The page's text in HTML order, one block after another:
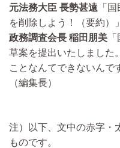
元法務大臣 長勢甚遠 「
を削除しよう！（要約）」
政務調査会長 稲田朋美
草案を提出いたしまし
ことなんてできないんで
（編集長）
注）以下、文中の赤字・
ものです。